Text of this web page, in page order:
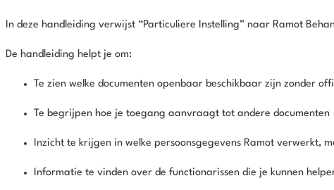
In deze handleiding verwijst “Particuliere Instelling” naar Ramot
De handleiding helpt je om:
Te zien welke documenten openbaar beschikbaar zijn zonder
Te begrijpen hoe je toegang aanvraagt tot andere documenten
Inzicht te krijgen in welke persoonsgegevens Ramot verwerkt,
Informatie te vinden over de functionarissen die je kunnen